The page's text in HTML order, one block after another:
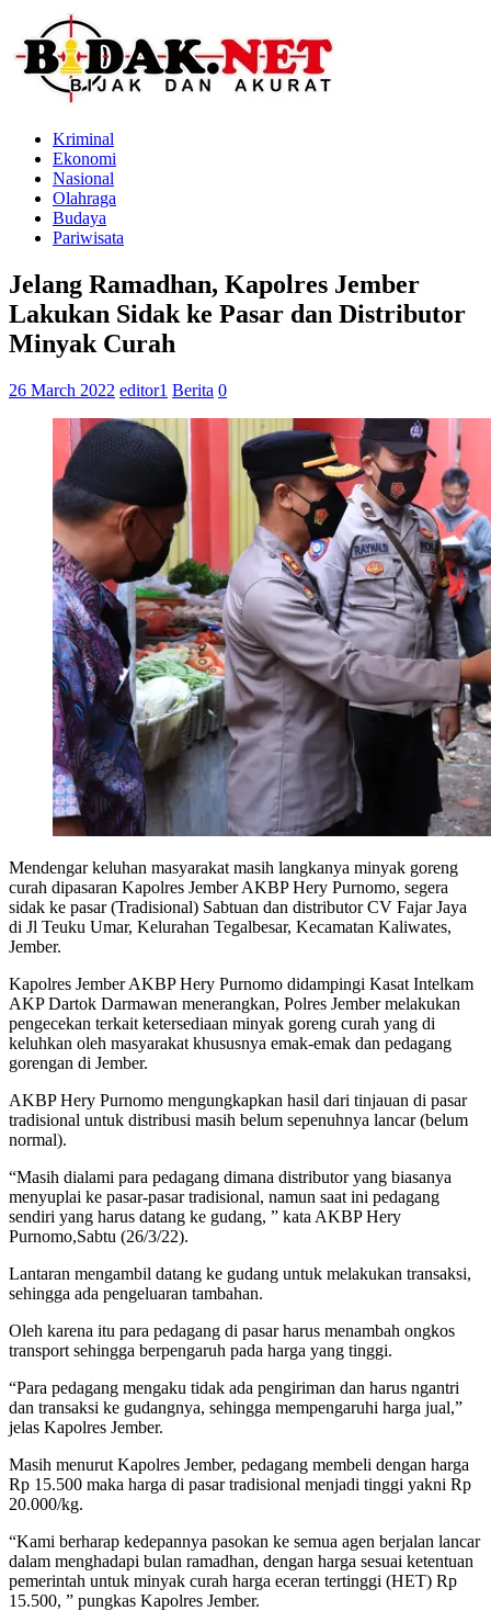
Kriminal
Ekonomi
Nasional
Olahraga
Budaya
Pariwisata
Jelang Ramadhan, Kapolres Jember
Lakukan Sidak ke Pasar dan Distributor
Minyak Curah
26 March 2022 editor1 Berita 0
Mendengar keluhan masyarakat masih langkanya minyak goreng
curah dipasaran Kapolres Jember AKBP Hery Purnomo, segera
sidak ke pasar (Tradisional) Sabtuan dan distributor CV Fajar Jaya
di Jl Teuku Umar, Kelurahan Tegalbesar, Kecamatan Kaliwates,
Jember.
Kapolres Jember AKBP Hery Purnomo didampingi Kasat Intelkam
AKP Dartok Darmawan menerangkan, Polres Jember melakukan
pengecekan terkait ketersediaan minyak goreng curah yang di
keluhkan oleh masyarakat khususnya emak-emak dan pedagang
gorengan di Jember.
AKBP Hery Purnomo mengungkapkan hasil dari tinjauan di pasar
tradisional untuk distribusi masih belum sepenuhnya lancar (belum
normal).
“Masih dialami para pedagang dimana distributor yang biasanya
menyuplai ke pasar-pasar tradisional, namun saat ini pedagang
sendiri yang harus datang ke gudang, ” kata AKBP Hery
Purnomo,Sabtu (26/3/22).
Lantaran mengambil datang ke gudang untuk melakukan transaksi,
sehingga ada pengeluaran tambahan.
Oleh karena itu para pedagang di pasar harus menambah ongkos
transport sehingga berpengaruh pada harga yang tinggi.
“Para pedagang mengaku tidak ada pengiriman dan harus ngantri
dan transaksi ke gudangnya, sehingga mempengaruhi harga jual,”
jelas Kapolres Jember.
Masih menurut Kapolres Jember, pedagang membeli dengan harga
Rp 15.500 maka harga di pasar tradisional menjadi tinggi yakni Rp
20.000/kg.
“Kami berharap kedepannya pasokan ke semua agen berjalan lancar
dalam menghadapi bulan ramadhan, dengan harga sesuai ketentuan
pemerintah untuk minyak curah harga eceran tertinggi (HET) Rp
15.500, ” pungkas Kapolres Jember.